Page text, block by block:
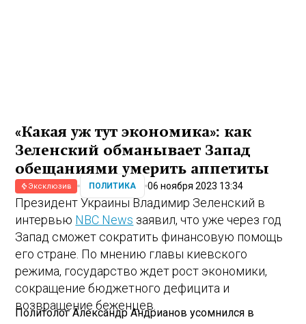
«Какая уж тут экономика»: как
Зеленский обманывает Запад
обещаниями умерить аппетиты
Эксклюзив ПОЛИТИКА 06 ноября 2023 13:34
Президент Украины Владимир Зеленский в
интервью NBC News заявил, что уже через год
Запад сможет сократить финансовую помощь
его стране. По мнению главы киевского
режима, государство ждет рост экономики,
сокращение бюджетного дефицита и
возвращение беженцев.
Политолог Александр Андрианов усомнился в